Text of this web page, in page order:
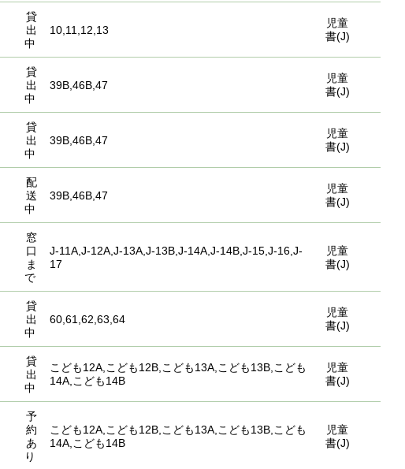
貸
出
中
10,11,12,13
児童
書(J)
貸
出
中
39B,46B,47
児童
書(J)
貸
出
中
39B,46B,47
児童
書(J)
配
送
中
39B,46B,47
児童
書(J)
窓
口
ま
で
J-11A,J-12A,J-13A,J-13B,J-14A,J-14B,J-15,J-16,J-
17
児童
書(J)
貸
出
中
60,61,62,63,64
児童
書(J)
貸
出
中
こども12A,こども12B,こども13A,こども13B,こども
14A,こども14B
児童
書(J)
予
約
あ
り
こども12A,こども12B,こども13A,こども13B,こども
14A,こども14B
児童
書(J)